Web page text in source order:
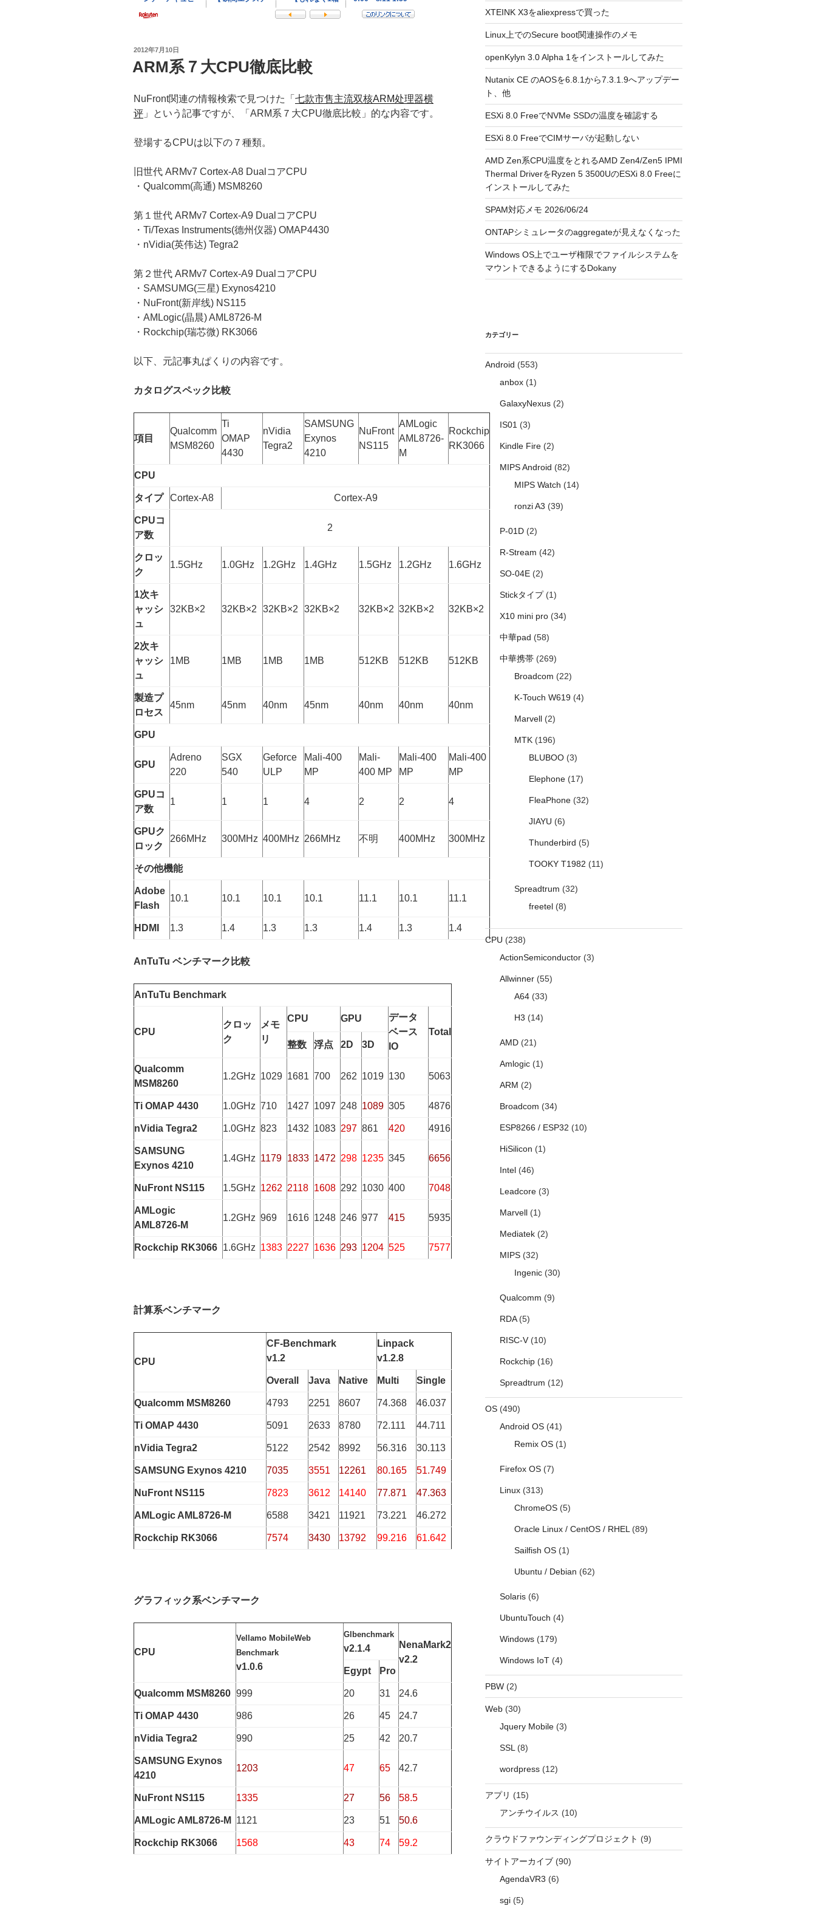
投
日:
2012年7月10日
ARM系７大CPU徹底比較
NuFront関連の情報検索で見つけた「 七款市售主流双核ARM处理器横
评 」という記事ですが、「ARM系７大CPU徹底比較」的な内容です。
登場するCPUは以下の７種類。
旧世代 ARMv7 Cortex-A8 DualコアCPU
・Qualcomm(高通) MSM8260
第１世代 ARMv7 Cortex-A9 DualコアCPU
・Ti/Texas Instruments(德州仪器) OMAP4430
・nVidia(英伟达) Tegra2
第２世代 ARMv7 Cortex-A9 DualコアCPU
・SAMSUMG(三星) Exynos4210
・NuFront(新岸线) NS115
・AMLogic(晶晨) AML8726-M
・Rockchip(瑞芯微) RK3066
以下、元記事丸ぱくりの内容です。
カタログスペック比較
項目
Qualcomm
MSM8260
Ti
OMAP
4430
nVidia
Tegra2
SAMSUNG
Exynos
4210
NuFront
NS115
AMLogic
AML8726-
M
Rockchip
RK3066
CPU
タイプ Cortex-A8 Cortex-A9
CPUコ
ア数
2
クロッ
ク
1.5GHz 1.0GHz 1.2GHz 1.4GHz 1.5GHz 1.2GHz 1.6GHz
1次キ
ャッシ
ュ
32KB×2 32KB×2 32KB×2 32KB×2 32KB×2 32KB×2 32KB×2
2次キ
ャッシ
ュ
1MB 1MB 1MB 1MB 512KB 512KB 512KB
製造プ
ロセス
45nm 45nm 40nm 45nm 40nm 40nm 40nm
GPU
GPU
Adreno
220
SGX
540
Geforce
ULP
Mali-400
MP
Mali-
400 MP
Mali-400
MP
Mali-400
MP
GPUコ
ア数
1 1 1 4 2 2 4
GPUク
ロック
266MHz 300MHz 400MHz 266MHz 不明 400MHz 300MHz
その他機能
Adobe
Flash
10.1 10.1 10.1 10.1 11.1 10.1 11.1
HDMI 1.3 1.4 1.3 1.3 1.4 1.3 1.4
AnTuTu ベンチマーク比較
AnTuTu Benchmark
CPU
クロッ
ク
メモ
リ
CPU GPU
データ
ベース
IO
Total
整数
浮点 2D 3D
Qualcomm
MSM8260
1.2GHz 1029 1681 700 262 1019 130 5063
Ti OMAP 4430 1.0GHz 710 1427 1097 248 1089 305 4876
nVidia Tegra2 1.0GHz 823 1432 1083 297 861 420 4916
SAMSUNG
Exynos 4210
1.4GHz 1179 1833 1472 298 1235 345 6656
NuFront NS115 1.5GHz 1262 2118 1608 292 1030 400 7048
AMLogic
AML8726-M
1.2GHz 969 1616 1248 246 977 415 5935
Rockchip RK3066 1.6GHz 1383 2227 1636 293 1204 525 7577
計算系ベンチマーク
CPU
CF-Benchmark
v1.2
Linpack
v1.2.8
Overall Java Native Multi Single
Qualcomm MSM8260 4793 2251 8607 74.368 46.037
Ti OMAP 4430 5091 2633 8780 72.111 44.711
nVidia Tegra2 5122 2542 8992 56.316 30.113
SAMSUNG Exynos 4210 7035 3551 12261 80.165 51.749
NuFront NS115 7823 3612 14140 77.871 47.363
AMLogic AML8726-M 6588 3421 11921 73.221 46.272
Rockchip RK3066 7574 3430 13792 99.216 61.642
グラフィック系ベンチマーク
CPU
Vellamo MobileWeb
Benchmark
v1.0.6
Glbenchmark
v2.1.4
NenaMark2
v2.2
Egypt
Pro
Qualcomm MSM8260 999 20 31 24.6
Ti OMAP 4430 986 26 45 24.7
nVidia Tegra2 990 25 42 20.7
SAMSUNG Exynos
4210
1203 47 65 42.7
NuFront NS115 1335 27 56 58.5
AMLogic AML8726-M 1121 23 51 50.6
Rockchip RK3066 1568 43 74 59.2
XTEINK X3をaliexpressで買った
Linux上でのSecure boot関連操作のメモ
openKylyn 3.0 Alpha 1をインストールしてみた
Nutanix CE のAOSを6.8.1から7.3.1.9へアップデー
ト、他
ESXi 8.0 FreeでNVMe SSDの温度を確認する
ESXi 8.0 FreeでCIMサーバが起動しない
AMD Zen系CPU温度をとれるAMD Zen4/Zen5 IPMI
Thermal DriverをRyzen 5 3500UのESXi 8.0 Freeに
インストールしてみた
SPAM対応メモ 2026/06/24
ONTAPシミュレータのaggregateが見えなくなった
Windows OS上でユーザ権限でファイルシステムを
マウントできるようにするDokany
カテゴリー
Android (553)
anbox(1)
GalaxyNexus(2)
IS01 (3)
Kindle Fire(2)
MIPS Android (82)
MIPS Watch (14)
ronzi A3 (39)
P-01D(2)
R-Stream (42)
SO-04E(2)
Stickタイプ(1)
X10 mini pro(34)
中華pad (58)
中華携帯(269)
Broadcom (22)
K-Touch W619(4)
Marvell(2)
MTK(196)
BLUBOO(3)
Elephone(17)
FleaPhone(32)
JIAYU (6)
Thunderbird (5)
TOOKY T1982 (11)
Spreadtrum (32)
freetel(8)
CPU (238)
ActionSemiconductor(3)
Allwinner(55)
A64(33)
H3 (14)
AMD(21)
Amlogic(1)
ARM (2)
Broadcom (34)
ESP8266 / ESP32 (10)
HiSilicon (1)
Intel(46)
Leadcore(3)
Marvell(1)
Mediatek(2)
MIPS(32)
Ingenic(30)
Qualcomm (9)
RDA(5)
RISC-V(10)
Rockchip(16)
Spreadtrum (12)
OS(490)
Android OS(41)
Remix OS(1)
Firefox OS(7)
Linux(313)
ChromeOS(5)
Oracle Linux / CentOS / RHEL (89)
Sailfish OS(1)
Ubuntu / Debian (62)
Solaris(6)
UbuntuTouch (4)
Windows(179)
Windows IoT(4)
PBW(2)
Web(30)
Jquery Mobile(3)
SSL (8)
wordpress(12)
アプリ (15)
アンチウイルス (10)
クラウドファウンディングプロジェクト (9)
サイトアーカイブ(90)
AgendaVR3 (6)
sgi(5)